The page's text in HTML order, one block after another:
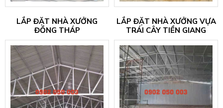
LẮP ĐẶT NHÀ XƯỞNG
ĐỒNG THÁP
LẮP ĐẶT NHÀ XƯỞNG VỰA
TRÁI CÂY TIỀN GIANG